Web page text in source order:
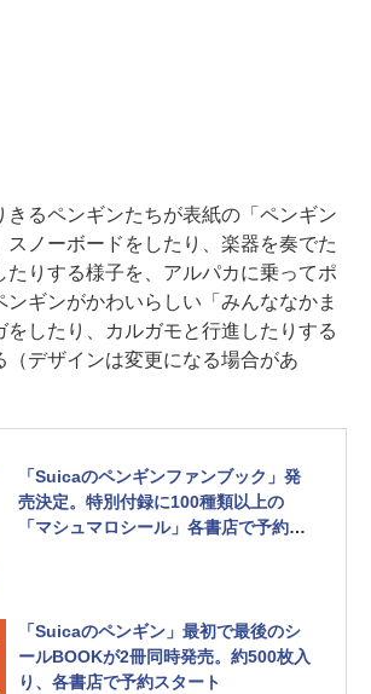
るペンギンたちが表紙の「ペンギン
スノーボードをしたり、楽器を奏でた
たりする様子を、アルパカに乗ってポ
ンギンがかわいらしい「みんななかま
をしたり、カルガモと行進したりする
（デザインは変更になる場合があ
「Suicaのペンギンファンブック」発
売決定。特別付録に100種類以上の
「マシュマロシール」各書店で予約ス
「Suicaのペンギン」最初で最後のシ
ールBOOKが2冊同時発売。約500枚入
り、各書店で予約スタート